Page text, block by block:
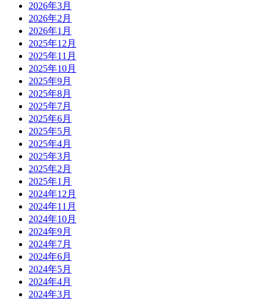
2026年3月
2026年2月
2026年1月
2025年12月
2025年11月
2025年10月
2025年9月
2025年8月
2025年7月
2025年6月
2025年5月
2025年4月
2025年3月
2025年2月
2025年1月
2024年12月
2024年11月
2024年10月
2024年9月
2024年7月
2024年6月
2024年5月
2024年4月
2024年3月